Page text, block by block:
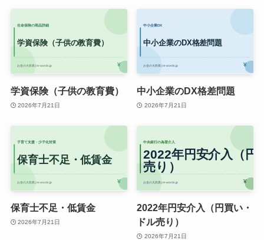
学資保険（子供の教育費）
2026年7月21日
中小企業のDX格差問題
2026年7月21日
保育士不足・低賃金
2026年7月21日
2022年円安介入（円買い・
ドル売り）
2026年7月21日